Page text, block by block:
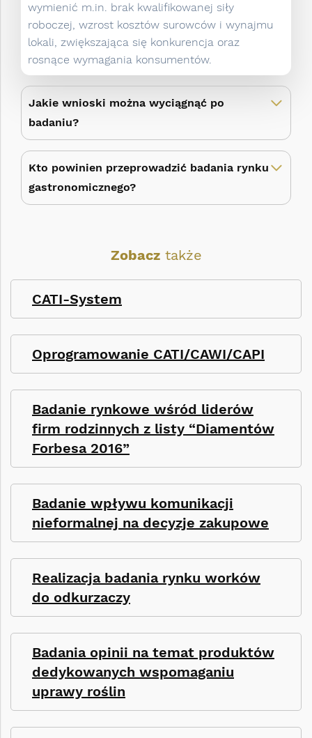
wymienić m.in. brak kwalifikowanej siły
roboczej, wzrost kosztów surowców i wynajmu
lokali, zwiększająca się konkurencja oraz
rosnące wymagania konsumentów.
Jakie wnioski można wyciągnąć po
badaniu?
Kto powinien przeprowadzić badania rynku
gastronomicznego?
Zobacztakże
CATI-System
Oprogramowanie CATI/CAWI/CAPI
Badanie rynkowe wśród liderów
firm rodzinnych z listy “Diamentów
Forbesa 2016”
Badanie wpływu komunikacji
nieformalnej na decyzje zakupowe
Realizacja badania rynku worków
do odkurzaczy
Badania opinii na temat produktów
dedykowanych wspomaganiu
uprawy roślin